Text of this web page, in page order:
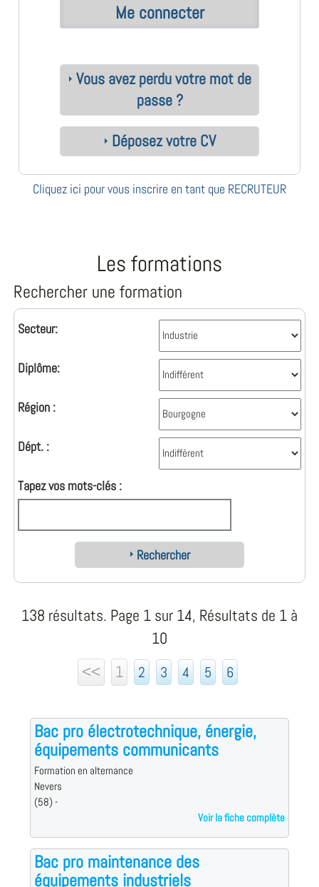
Vous avez perdu votre mot de
passe ?
Déposez votre CV
Cliquez ici pour vous inscrire en tant que RECRUTEUR
Les formations
Rechercher une formation
Secteur:
Diplôme:
Région :
Dépt. :
Tapez vos mots-clés :
Rechercher
138 résultats. Page 1 sur 14, Résultats de 1 à
10
<<
1 2 3 4 5 6
Bac pro électrotechnique, énergie,
équipements communicants
Formation en alternance
Nevers
(58) -
Voir la fiche complète
Bac pro maintenance des
équipements industriels